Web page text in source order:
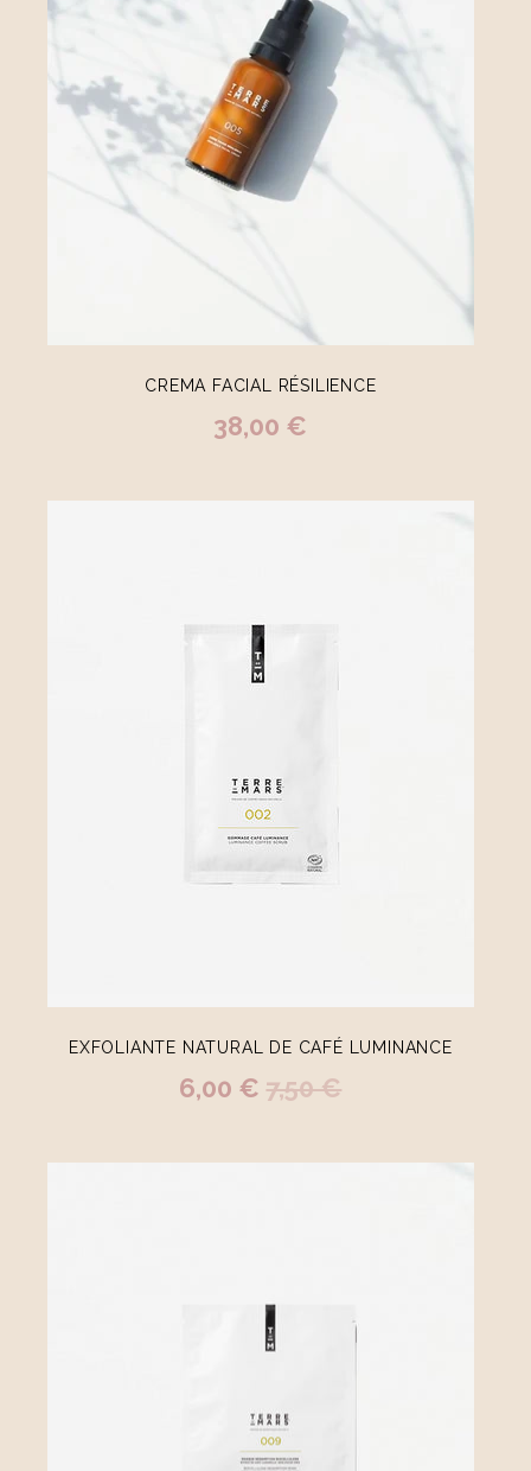
CREMA FACIAL RÉSILIENCE
38,00 €
EXFOLIANTE NATURAL DE CAFÉ LUMINANCE
6,00 € 7,50 €